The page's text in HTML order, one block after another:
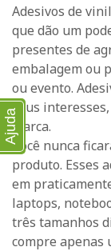
Adesivos de
que dão um
presentes de
embalagem ou
ou evento.
seus
marca.
Você nunca
produto. Esses
em
laptops,
três tamanhos
compre apenas
Ajuda